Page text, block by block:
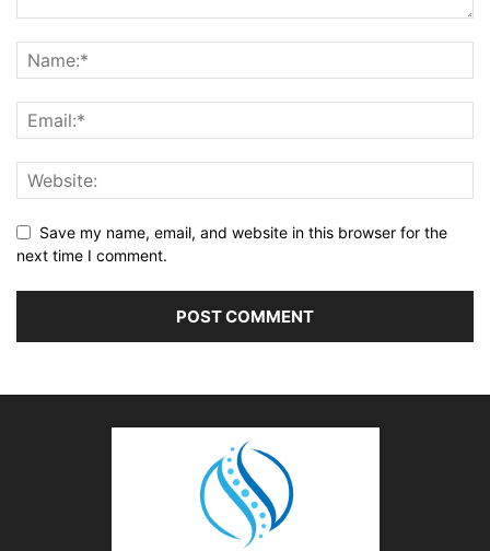
Save my name, email, and website in this browser for the
next time I comment.